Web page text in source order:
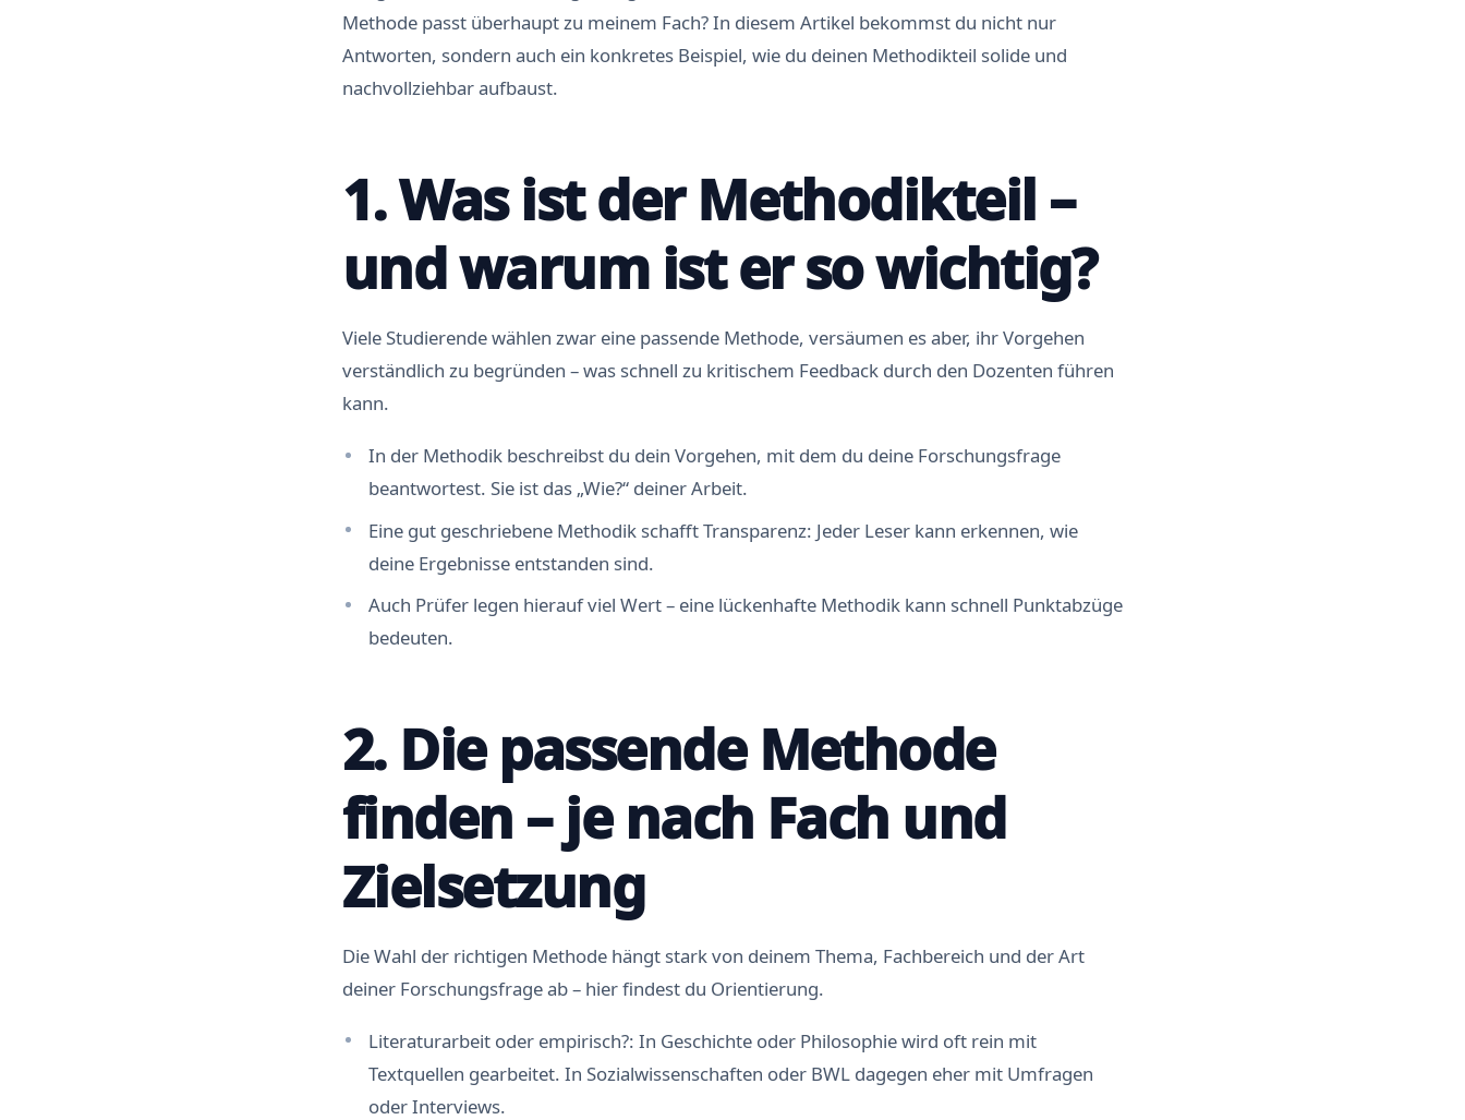
Methode passt überhaupt zu meinem Fach? In diesem Artikel bekommst du nicht nur
Antworten, sondern auch ein konkretes Beispiel, wie du deinen Methodikteil solide und
nachvollziehbar aufbaust.
1. Was ist der Methodikteil –
und warum ist er so wichtig?
Viele Studierende wählen zwar eine passende Methode, versäumen es aber, ihr Vorgehen
verständlich zu begründen – was schnell zu kritischem Feedback durch den Dozenten führen
kann.
In der Methodik beschreibst du dein Vorgehen, mit dem du deine Forschungsfrage
beantwortest. Sie ist das „Wie?“ deiner Arbeit.
Eine gut geschriebene Methodik schafft Transparenz: Jeder Leser kann erkennen, wie
deine Ergebnisse entstanden sind.
Auch Prüfer legen hierauf viel Wert – eine lückenhafte Methodik kann schnell Punktabzüge
bedeuten.
2. Die passende Methode
finden – je nach Fach und
Zielsetzung
Die Wahl der richtigen Methode hängt stark von deinem Thema, Fachbereich und der Art
deiner Forschungsfrage ab – hier findest du Orientierung.
Literaturarbeit oder empirisch?: In Geschichte oder Philosophie wird oft rein mit
Textquellen gearbeitet. In Sozialwissenschaften oder BWL dagegen eher mit Umfragen
oder Interviews.